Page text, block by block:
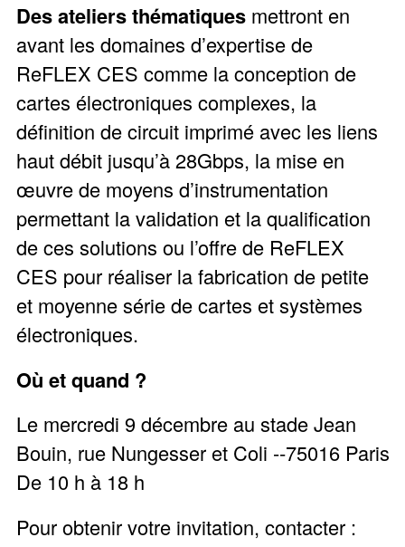
Des ateliers thématiques mettront en
avant les domaines d’expertise de
ReFLEX CES comme la conception de
cartes électroniques complexes, la
définition de circuit imprimé avec les liens
haut débit jusqu’à 28Gbps, la mise en
œuvre de moyens d’instrumentation
permettant la validation et la qualification
de ces solutions ou l’offre de ReFLEX
CES pour réaliser la fabrication de petite
et moyenne série de cartes et systèmes
électroniques.
Où et quand ?
Le mercredi 9 décembre au stade Jean
Bouin, rue Nungesser et Coli -­‐75016 Paris
De 10 h à 18 h
Pour obtenir votre invitation, contacter :